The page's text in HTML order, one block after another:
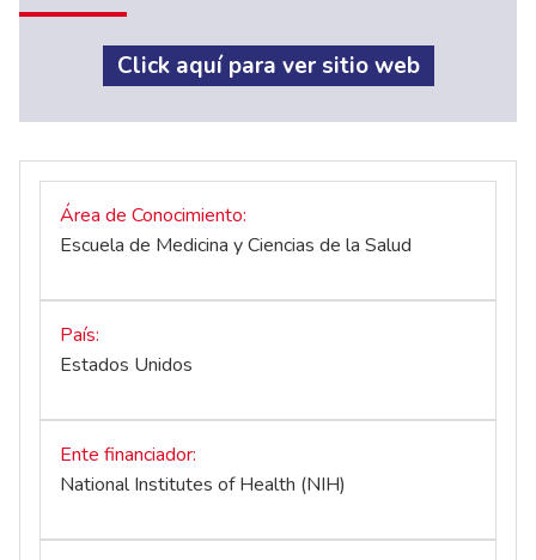
Click aquí para ver sitio web
Área de Conocimiento
Escuela de Medicina y Ciencias de la Salud
País
Estados Unidos
Ente financiador
National Institutes of Health (NIH)